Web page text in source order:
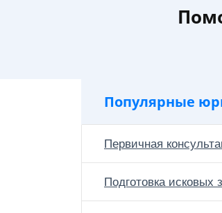
Популярные
Первичная
Подготовка исковых